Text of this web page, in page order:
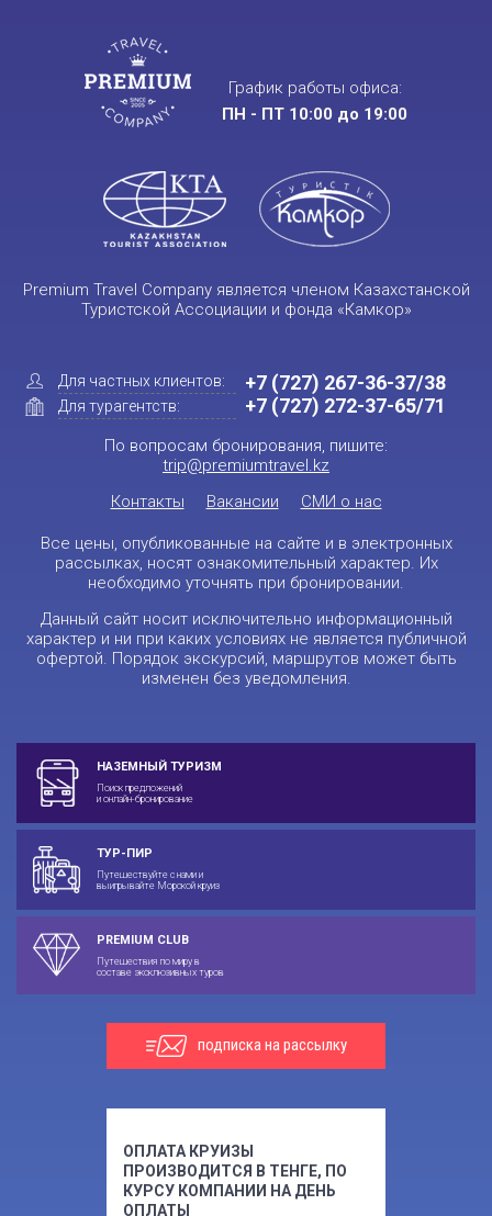
График работы офиса:
ПН - ПТ 10:00 до 19:00
Premium Travel Company является членом Казахстанской
Туристской Ассоциации и фонда «Камкор»
Для частных клиентов:
Для турагентств:
+7 (727) 267-36-37/38
+7 (727) 272-37-65/71
По вопросам бронирования, пишите:
trip@premiumtravel.kz
Контакты
Вакансии СМИ о нас
Все цены, опубликованные на сайте и в электронных
рассылках, носят ознакомительный характер. Их
необходимо уточнять при бронировании.
Данный сайт носит исключительно информационный
характер и ни при каких условиях не является публичной
офертой. Порядок экскурсий, маршрутов может быть
изменен без уведомления.
НАЗЕМНЫЙ ТУРИЗМ
Поиск предложений
и онлайн-бронирование
ТУР-ПИР
Путешествуйте с нами и
выигрывайте Морской круиз
PREMIUM CLUB
Путешествия по миру в
составе эксклюзивных туров
подписка на рассылку
ОПЛАТА КРУИЗЫ
ПРОИЗВОДИТСЯ В ТЕНГЕ, ПО
КУРСУ КОМПАНИИ НА ДЕНЬ
ОПЛАТЫ